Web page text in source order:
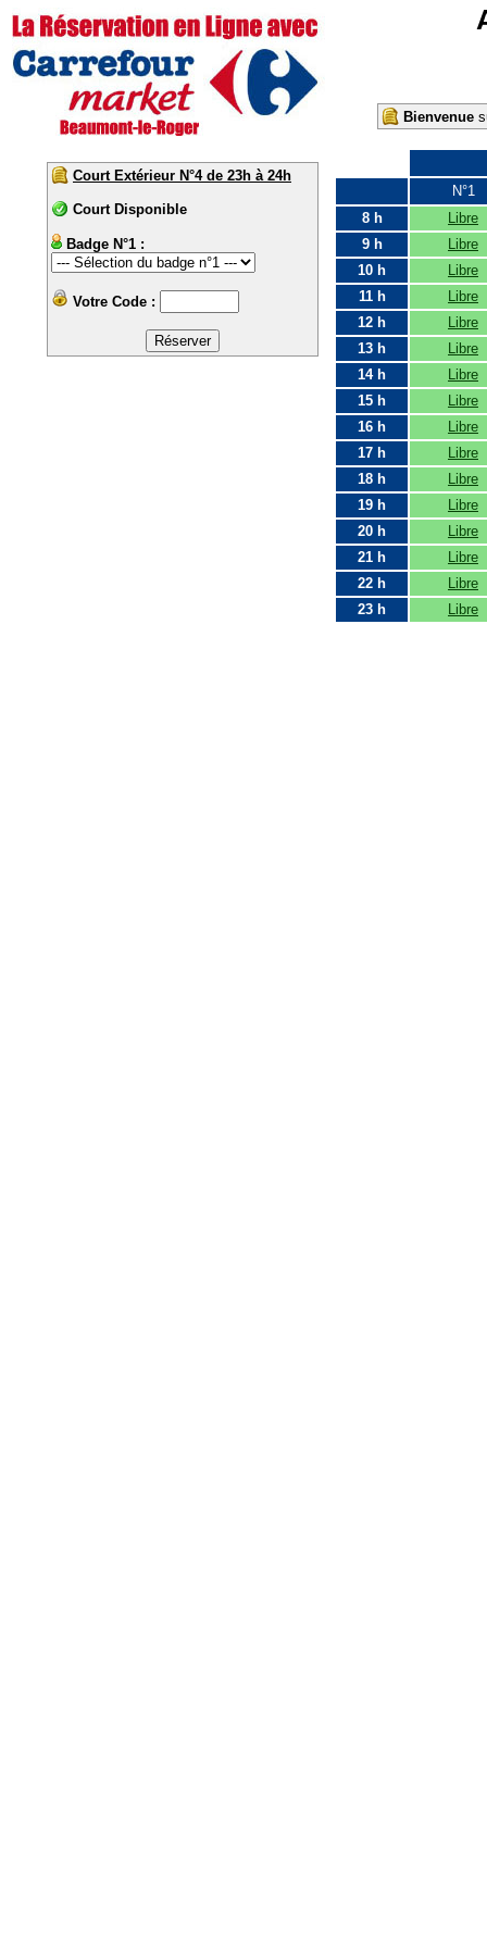
Bienvenue
Court Extérieur N°4 de 23h à 24h
Court Disponible
Badge N°1 :
Votre Code :
N°1
8 h
Libre
9 h
Libre
10 h
Libre
11 h
Libre
12 h
Libre
13 h
Libre
14 h
Libre
15 h
Libre
16 h
Libre
17 h
Libre
18 h
Libre
19 h
Libre
20 h
Libre
21 h
Libre
22 h
Libre
23 h
Libre